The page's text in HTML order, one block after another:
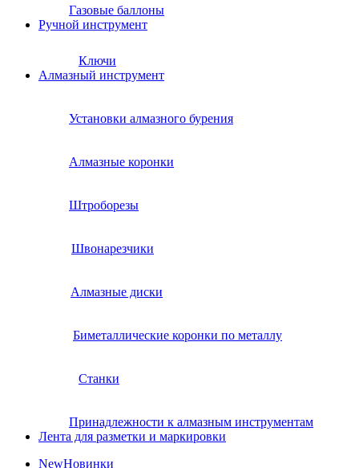
Газовые баллоны
Ручной инструмент
Ключи
Алмазный инструмент
Установки алмазного бурения
Алмазные коронки
Штроборезы
Швонарезчики
Алмазные диски
Биметаллические коронки по металлу
Станки
Принадлежности к алмазным инструментам
Лента для разметки и маркировки
NewНовинки